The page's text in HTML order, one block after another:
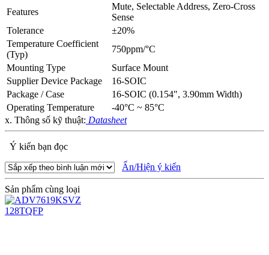
Features
Mute, Selectable Address, Zero-Cross
Sense
Tolerance
±20%
Temperature Coefficient
(Typ)
750ppm/°C
Mounting Type
Surface Mount
Supplier Device Package
16-SOIC
Package / Case
16-SOIC (0.154", 3.90mm Width)
Operating Temperature
-40°C ~ 85°C
x. Thông số kỹ thuật: Datasheet
Ý kiến bạn đọc
Ẩn/Hiện ý kiến
Sản phẩm cùng loại